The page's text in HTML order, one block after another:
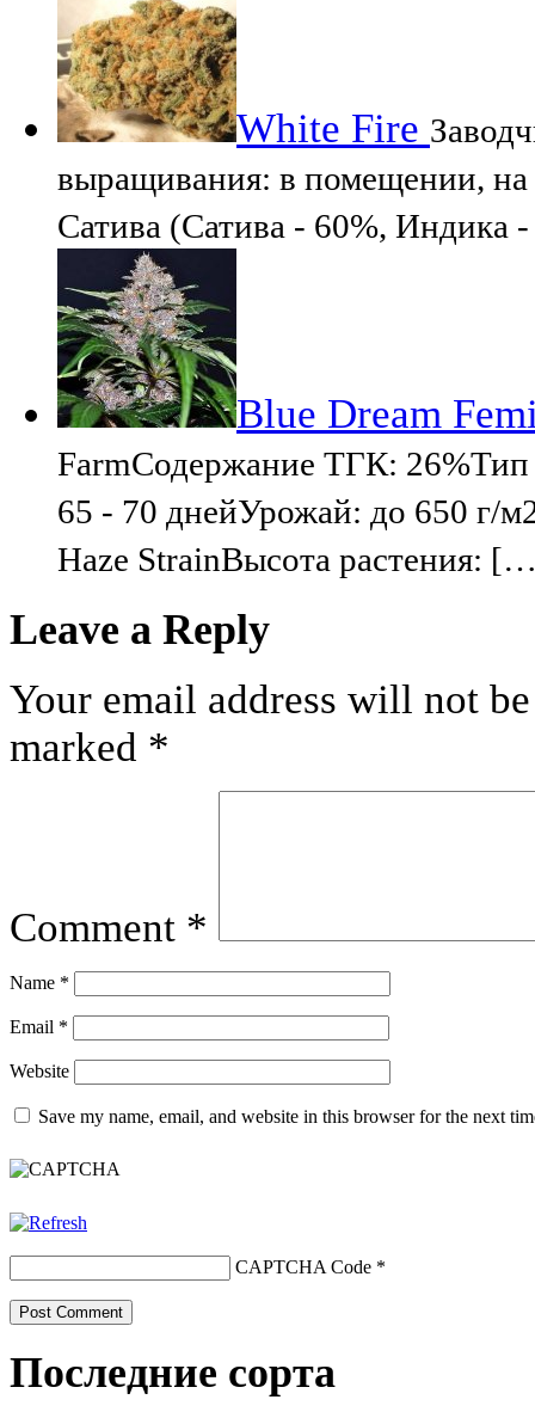
White Fire
выращивания: в помещении,
Сатива (Сатива - 60%,
Blue Dream
FarmСодержание ТГК: 26%Тип
65 - 70 днейУрожай: до 650 г/
Haze StrainВысота растения:
Leave a Reply
Your email address will not
marked *
Comment *
Name *
Email *
Website
Save my name, email, and website in this browser for the next
CAPTCHA Code *
Последние сорта